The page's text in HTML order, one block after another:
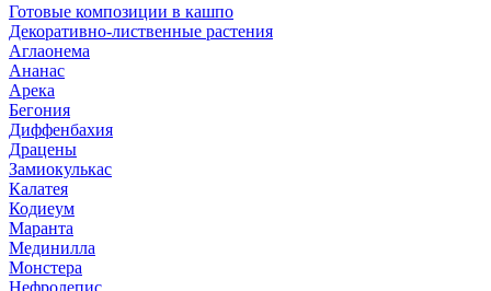
Готовые композиции в кашпо
Декоративно-лиственные растения
Аглаонема
Ананас
Арека
Бегония
Диффенбахия
Драцены
Замиокулькас
Калатея
Кодиеум
Маранта
Мединилла
Монстера
Нефролепис